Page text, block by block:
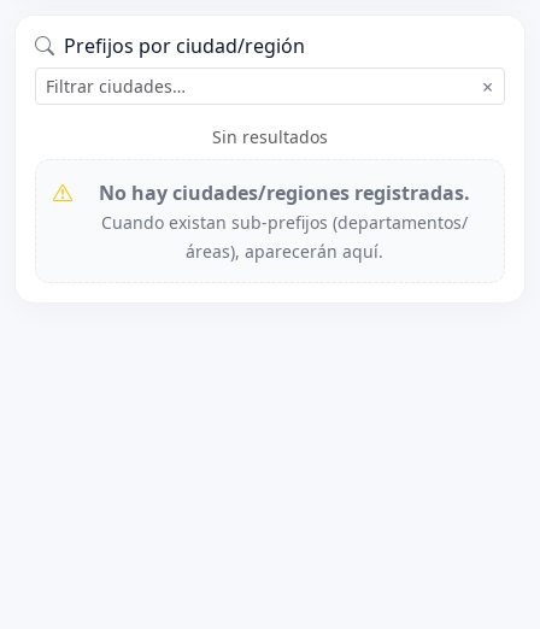
Prefijos por ciudad/región
×
Sin resultados
No hay ciudades/regiones registradas.
Cuando existan sub-prefijos (departamentos/
áreas), aparecerán aquí.